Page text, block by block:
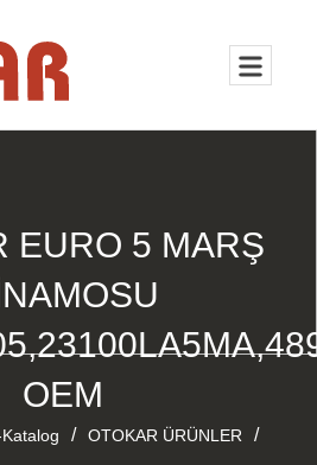
EURO 5 MARŞ
OEM
Katalog / OTOKAR ÜRÜNLER /